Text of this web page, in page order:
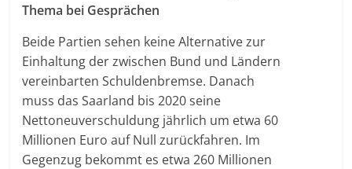
Thema bei Gesprächen
Beide Partien sehen keine Alternative zur
Einhaltung der zwischen Bund und Ländern
vereinbarten Schuldenbremse. Danach
muss das Saarland bis 2020 seine
Nettoneuverschuldung jährlich um etwa 60
Millionen Euro auf Null zurückfahren. Im
Gegenzug bekommt es etwa 260 Millionen